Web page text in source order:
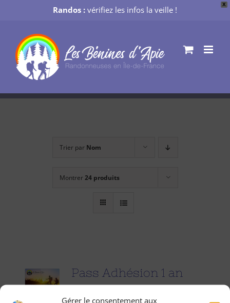
X
Randos : vérifiez les infos la veille !
Gérer le consentement aux
contenu
Trier par Nom
Montrer24 produits
Pass Adhésion 1 an
25.00€ pour 1 an